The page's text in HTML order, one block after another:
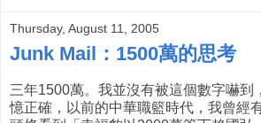
Thursday, August 11, 2005
Junk Mail：1500萬的思考
三年1500萬。我並沒有被這個數字嚇到
憶正確，以前的中華職籃時代，我曾經